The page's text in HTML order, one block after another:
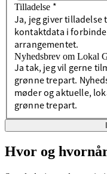
Tilladelse *
Ja, jeg giver tilladelse
kontaktdata i
arrangementet.
Nyhedsbrev om Lokal
Ja tak, jeg vil gerne
grønne trepart.
møder og aktuelle,
grønne trepart.
Hvor og